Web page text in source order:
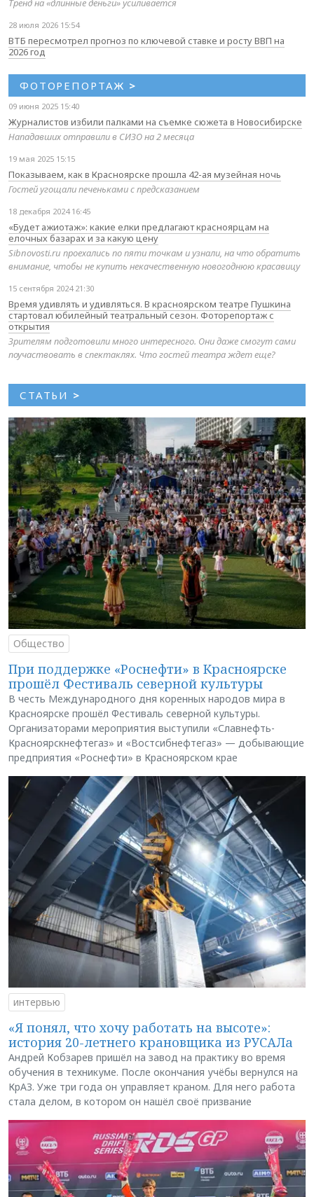
Тренд на «длинные деньги» усиливается
28 июля 2026 15:54
ВТБ пересмотрел прогноз по ключевой ставке и росту ВВП на
2026 год
ФОТОРЕПОРТАЖ >
09 июня 2025 15:40
Журналистов избили палками на съемке сюжета в Новосибирске
Нападавших отправили в СИЗО на 2 месяца
19 мая 2025 15:15
Показываем, как в Красноярске прошла 42-ая музейная ночь
Гостей угощали печеньками с предсказанием
18 декабря 2024 16:45
«Будет ажиотаж»: какие елки предлагают красноярцам на
елочных базарах и за какую цену
Sibnovosti.ru проехались по пяти точкам и узнали, на что обратить
внимание, чтобы не купить некачественную новогоднюю красавицу
15 сентября 2024 21:30
Время удивлять и удивляться. В красноярском театре Пушкина
стартовал юбилейный театральный сезон. Фоторепортаж с
открытия
Зрителям подготовили много интересного. Они даже смогут сами
поучаствовать в спектаклях. Что гостей театра ждет еще?
СТАТЬИ >
Общество
При поддержке «Роснефти» в Красноярске
прошёл Фестиваль северной культуры
В честь Международного дня коренных народов мира в
Красноярске прошёл Фестиваль северной культуры.
Организаторами мероприятия выступили «Славнефть-
Красноярскнефтегаз» и «Востсибнефтегаз» — добывающие
предприятия «Роснефти» в Красноярском крае
интервью
«Я понял, что хочу работать на высоте»:
история 20-летнего крановщика из РУСАЛа
Андрей Кобзарев пришёл на завод на практику во время
обучения в техникуме. После окончания учёбы вернулся на
КрАЗ. Уже три года он управляет краном. Для него работа
стала делом, в котором он нашёл своё призвание